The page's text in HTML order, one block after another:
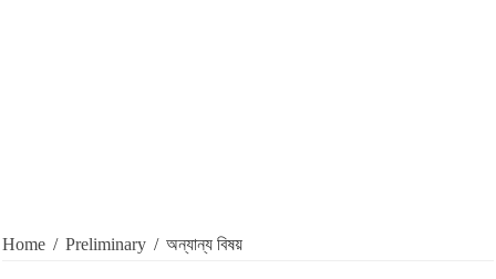
Home / Preliminary / অন্যান্য বিষয়